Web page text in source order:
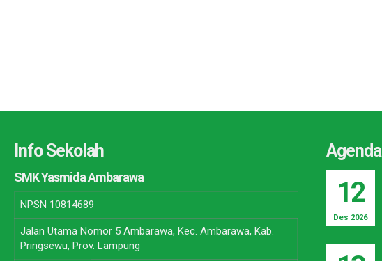
Info Sekolah
SMK Yasmida Ambarawa
NPSN 10814689
Jalan Utama Nomor 5 Ambarawa, Kec. Ambarawa, Kab.
Pringsewu, Prov. Lampung
Agenda
12
Des 2026